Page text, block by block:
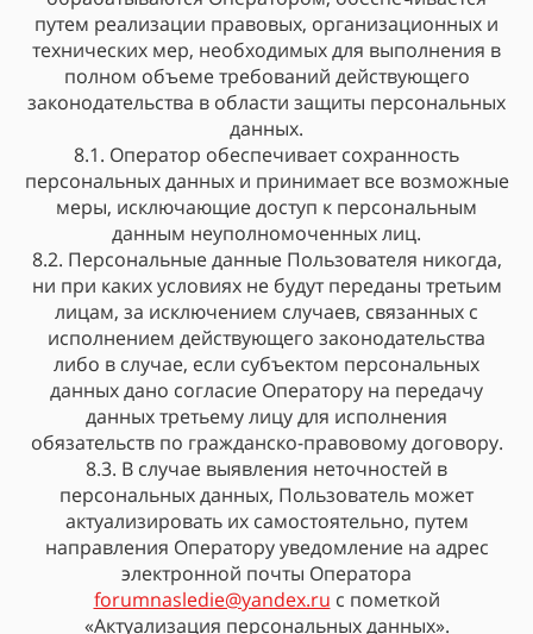
путем реализации правовых, организационных и
технических мер, необходимых для выполнения в
полном объеме требований действующего
законодательства в области защиты персональных
данных.
8.1. Оператор обеспечивает сохранность
персональных данных и принимает все возможные
меры, исключающие доступ к персональным
данным неуполномоченных лиц.
8.2. Персональные данные Пользователя никогда,
ни при каких условиях не будут переданы третьим
лицам, за исключением случаев, связанных с
исполнением действующего законодательства
либо в случае, если субъектом персональных
данных дано согласие Оператору на передачу
данных третьему лицу для исполнения
обязательств по гражданско-правовому договору.
8.3. В случае выявления неточностей в
персональных данных, Пользователь может
актуализировать их самостоятельно, путем
направления Оператору уведомление на адрес
электронной почты Оператора
forumnasledie@yandex.ru с пометкой
«Актуализация персональных данных».